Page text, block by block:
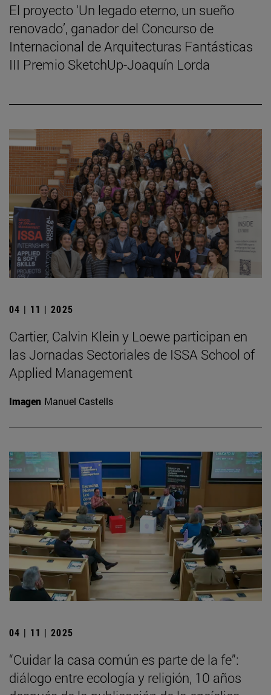
El proyecto ‘Un legado eterno, un sueño
renovado’, ganador del Concurso de
Internacional de Arquitecturas Fantásticas
III Premio SketchUp-Joaquín Lorda
04 | 11 | 2025
Cartier, Calvin Klein y Loewe participan en
las Jornadas Sectoriales de ISSA School of
Applied Management
Imagen Manuel Castells
04 | 11 | 2025
“Cuidar la casa común es parte de la fe”:
diálogo entre ecología y religión, 10 años